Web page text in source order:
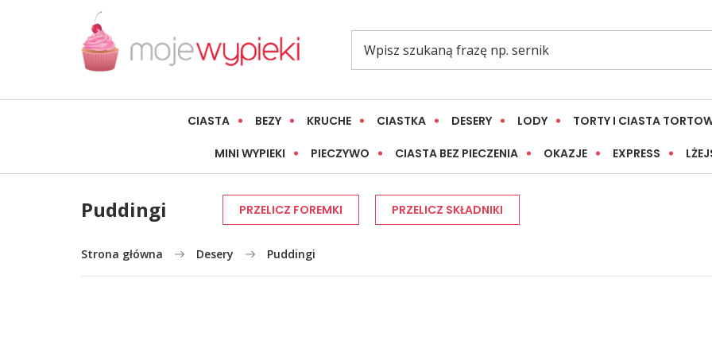
CIASTA BEZY KRUCHE CIASTKA DESERY LODY TORTY I CIASTA
MINI WYPIEKI PIECZYWO CIASTA BEZ PIECZENIA OKAZJE EXPRESS
Puddingi PRZELICZ FOREMKI PRZELICZ SKŁADNIKI
Strona główna Desery Puddingi